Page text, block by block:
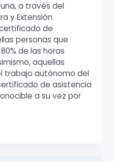
a través del
y Extensión
de
personas que
de las horas
aquellas
trabajo autónomo del
de asistencia
a su vez por